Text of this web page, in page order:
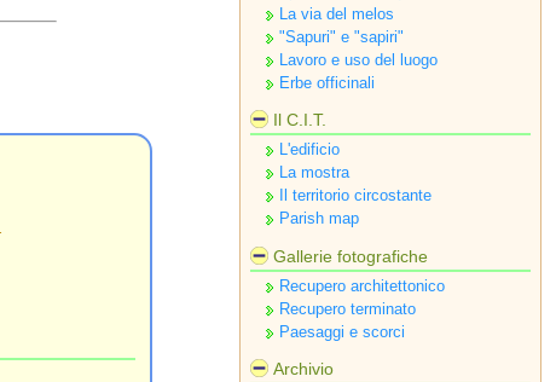
La via del melos
"Sapuri" e "sapiri"
Lavoro e uso del luogo
Erbe officinali
Il C.I.T.
L'edificio
La mostra
Il territorio circostante
Parish map
Gallerie fotografiche
Recupero architettonico
Recupero terminato
Paesaggi e scorci
Archivio